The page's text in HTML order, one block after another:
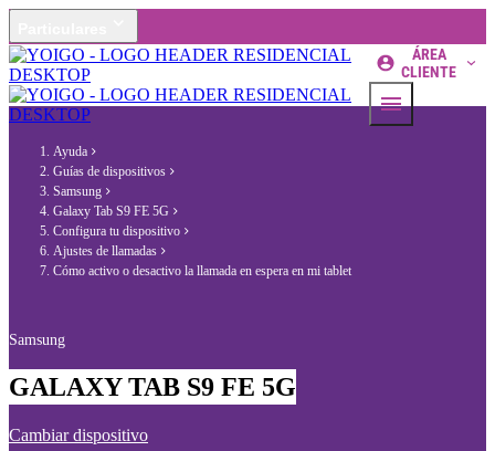
ÁREA
CLIENTE
Ayuda
Guías de dispositivos
Samsung
Galaxy Tab S9 FE 5G
Configura tu dispositivo
Ajustes de llamadas
Cómo activo o desactivo la llamada en espera en mi tablet
Samsung
GALAXY TAB S9 FE 5G
Cambiar dispositivo